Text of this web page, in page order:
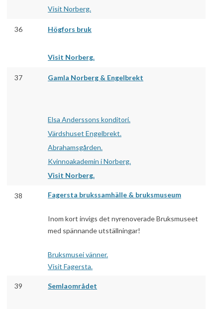
Visit Norberg.
36 Högfors bruk
Visit Norberg.
37 Gamla Norberg & Engelbrekt
Elsa Anderssons konditori.
Värdshuset Engelbrekt.
Abrahamsgården.
Kvinnoakademin i Norberg.
Visit Norberg.
38 Fagersta brukssamhälle & bruksmuseum
Inom kort invigs det nyrenoverade Bruksmuseet
med spännande utställningar!
Bruksmusei vänner.
Visit Fagersta.
39 Semlaområdet